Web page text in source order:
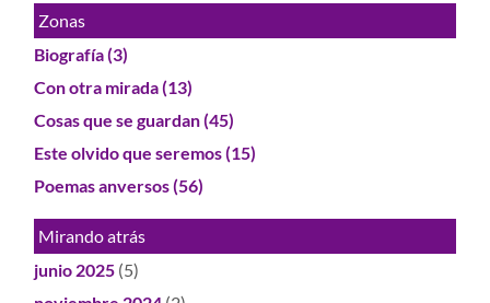
Zonas
Biografía(3)
Con otra mirada(13)
Cosas que se guardan(45)
Este olvido que seremos(15)
Poemas anversos(56)
Mirando atrás
junio 2025 (5)